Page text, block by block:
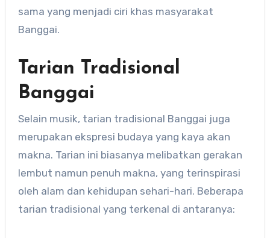
sama yang menjadi ciri khas masyarakat
Banggai.
Tarian Tradisional
Banggai
Selain musik, tarian tradisional Banggai juga
merupakan ekspresi budaya yang kaya akan
makna. Tarian ini biasanya melibatkan gerakan
lembut namun penuh makna, yang terinspirasi
oleh alam dan kehidupan sehari-hari. Beberapa
tarian tradisional yang terkenal di antaranya: